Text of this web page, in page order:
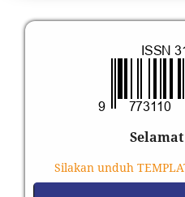
Silakan unduh